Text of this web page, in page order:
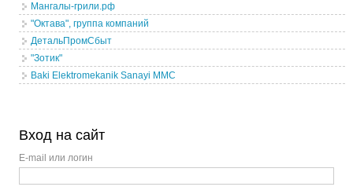
Мангалы-грили.рф
"Октава", группа компаний
ДетальПромСбыт
"Зотик"
Baki Elektromekanik Sanayi MMC
Вход на сайт
E-mail или логин